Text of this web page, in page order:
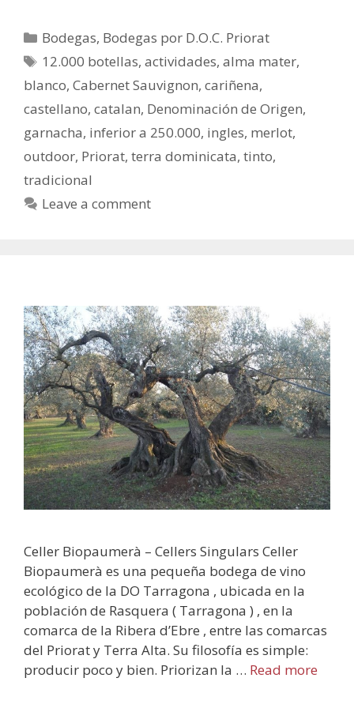
Bodegas, Bodegas por D.O.C. Priorat
12.000 botellas,actividades,alma mater,
blanco, Cabernet Sauvignon, cariñena,
castellano, catalan, Denominación de Origen,
garnacha, inferior a 250.000, ingles, merlot,
outdoor, Priorat, terra dominicata, tinto,
tradicional
Leave a comment
Celler Biopaumerà – Cellers Singulars Celler
Biopaumerà es una pequeña bodega de vino
ecológico de la DO Tarragona , ubicada en la
población de Rasquera ( Tarragona ) , en la
comarca de la Ribera d’Ebre , entre las comarcas
del Priorat y Terra Alta. Su filosofía es simple:
producir poco y bien. Priorizan la … Read more